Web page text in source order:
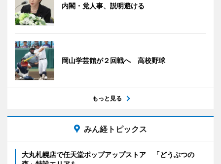
内閣・党人事、説明避ける
岡山学芸館が２回戦へ 高校野球
もっと見る
みん経トピックス
大丸札幌店で任天堂ポップアップストア 「どうぶつの